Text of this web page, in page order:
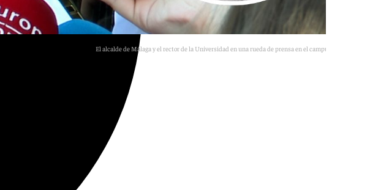
El alcalde de Málaga y el rector de la Universidad en una rueda de prensa en el campus de Teatinos